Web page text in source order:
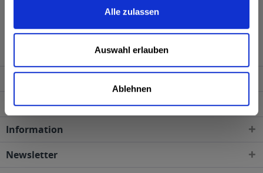
Alle zulassen
Auswahl erlauben
Ablehnen
Prütt Kaffee Gin 0,5l wird in den folgenden Regionen,
Städten, Orten und Postleitzahl-Gebieten geliefert
Shop Service
Information
Newsletter